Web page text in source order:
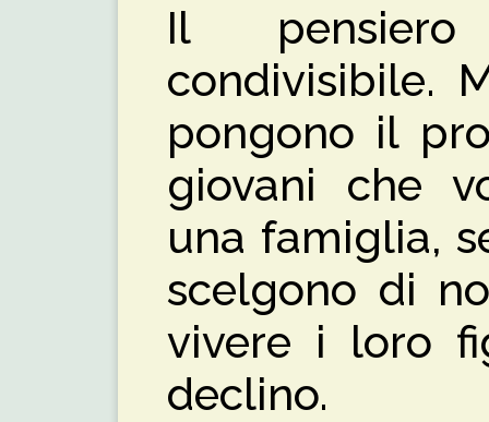
Il
condivisibile.
pongono il
giovani che
una famiglia,
scelgono di
vivere i loro
declino.